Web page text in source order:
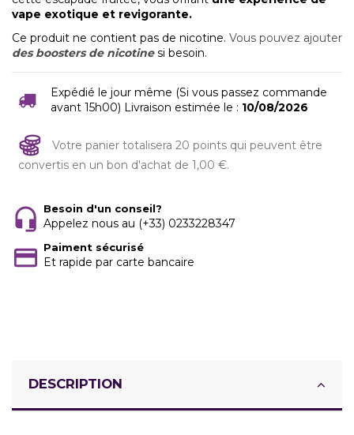
vape exotique et revigorante.
Ce produit ne contient pas de nicotine. Vous pouvez ajouter
des boosters de nicotine si besoin.
Expédié le jour même (Si vous passez commande
avant 15h00) Livraison estimée le : 10/08/2026
Votre panier totalisera 20 points qui peuvent être
convertis en un bon d'achat de 1,00 €.
Besoin d'un conseil?
Appelez nous au (+33) 0233228347
Paiment sécurisé
Et rapide par carte bancaire
DESCRIPTION